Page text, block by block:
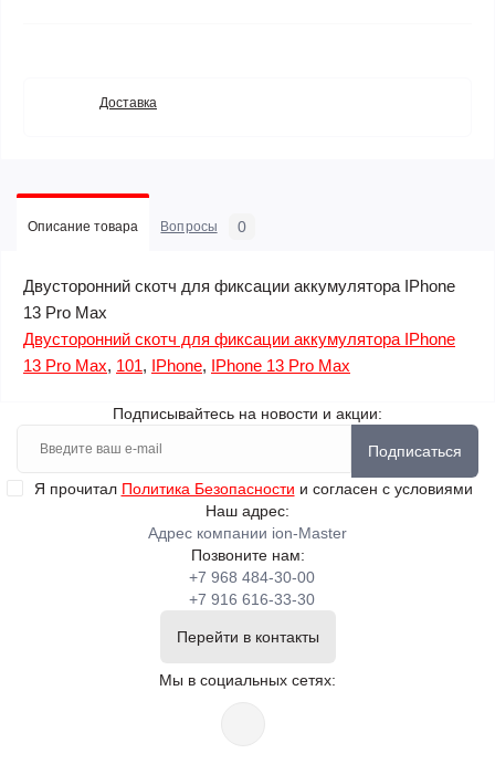
Доставка
Описание товара Вопросы 0
Двусторонний скотч для фиксации аккумулятора IPhone
13 Pro Max
Двусторонний скотч для фиксации аккумулятора IPhone
13 Pro Max, 101, IPhone, IPhone 13 Pro Max
Подписывайтесь на новости и акции:
Подписаться
Я прочитал Политика Безопасности и согласен с условиями
Наш адрес:
Адрес компании ion-Master
Позвоните нам:
+7 968 484-30-00
+7 916 616-33-30
Перейти в контакты
Мы в социальных сетях: